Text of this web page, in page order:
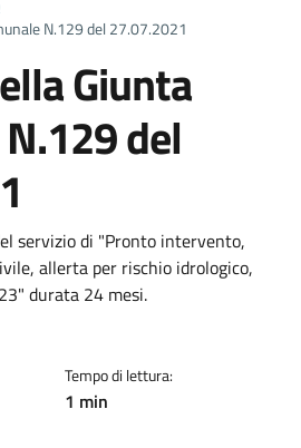
N.129 del 27.07.2021
Giunta
del
servizio di "Pronto intervento,
allerta per rischio idrologico,
durata 24 mesi.
Tempo di lettura:
1 min